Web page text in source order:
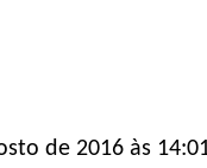
de 2016 às